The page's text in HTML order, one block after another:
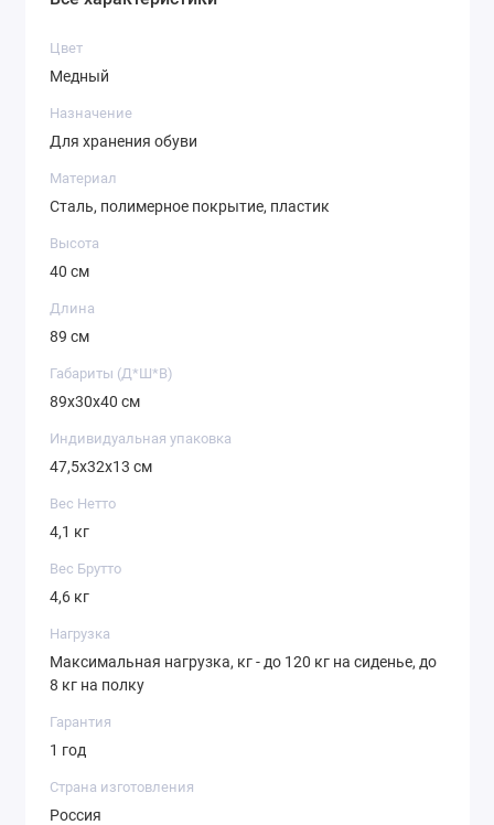
Цвет
Медный
Назначение
Для хранения обуви
Материал
Сталь, полимерное покрытие, пластик
Высота
40 см
Длина
89 см
Габариты (Д*Ш*В)
89х30х40 см
Индивидуальная упаковка
47,5х32х13 см
Вес Нетто
4,1 кг
Вес Брутто
4,6 кг
Нагрузка
Максимальная нагрузка, кг - до 120 кг на сиденье, до
8 кг на полку
Гарантия
1 год
Страна изготовления
Россия